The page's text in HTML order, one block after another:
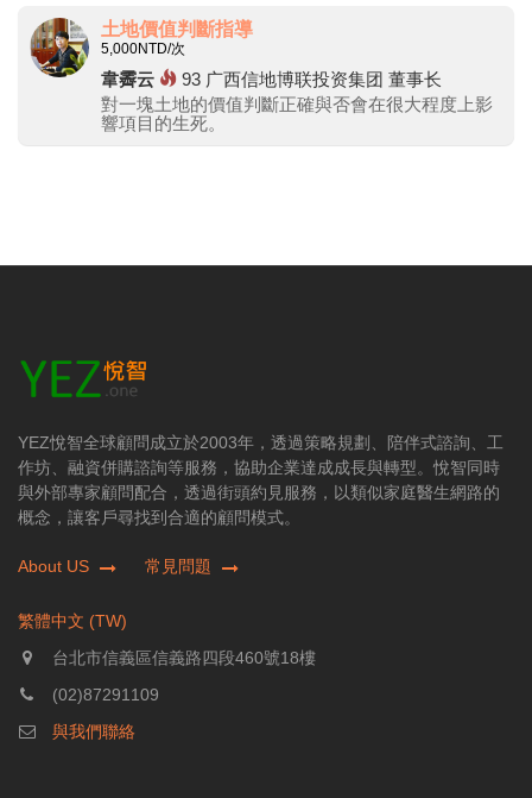
土地價值判斷指導
5,000NTD/次
韋霽云 93 广西信地博联投资集团 董事长
對一塊土地的價值判斷正確與否會在很大程度上影
響項目的生死。
YEZ悅智全球顧問成立於2003年，透過策略規劃、陪伴式諮詢、工
作坊、融資併購諮詢等服務，協助企業達成成長與轉型。悅智同時
與外部專家顧問配合，透過街頭約見服務，以類似家庭醫生網路的
概念，讓客戶尋找到合適的顧問模式。
About US 常見問題
繁體中文 (TW)
台北市信義區信義路四段460號18樓
(02)87291109
與我們聯絡